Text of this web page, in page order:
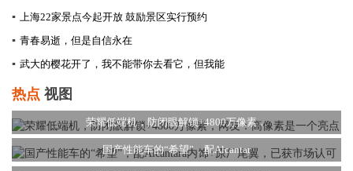
▪
上海22家景点今起开放 鼓励景区实行预约
▪ 青春易逝，但是自信永在
▪ 武大的樱花开了，我不能带你去看它，但我能
热点 视图
荣耀低端机，防闭眼解锁+4800万像素，
国产性能车的“希望”，配Alcantar